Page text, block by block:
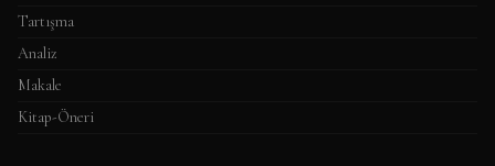
Tartışma
Analiz
Makale
Kitap-Öneri